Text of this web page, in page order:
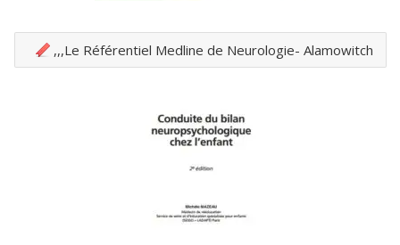
Le Référentiel Medline de Neurologie- Alamowitch,,,